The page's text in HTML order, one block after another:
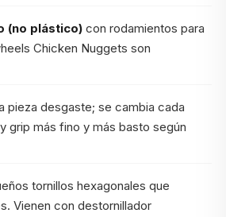
(no plástico) con rodamientos para
Chicken Nuggets son
pieza desgaste; se cambia cada
grip más fino y más basto según
tornillos hexagonales que
Vienen con destornillador